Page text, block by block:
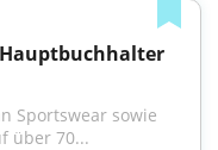
Sportswear sowie
über 70...